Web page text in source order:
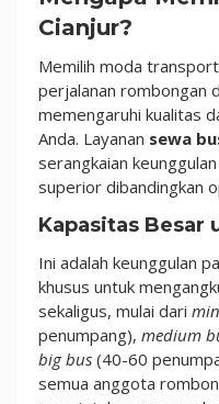
Cianjur?
Memilih moda
perjalanan rombongan
memengaruhi kualitas
Anda. Layanan sewa
serangkaian
superior dibandingkan
Kapasitas Besar
Ini adalah keunggulan
khusus untuk
sekaligus, mulai dari
penumpang), medium
big bus (40-60
semua anggota